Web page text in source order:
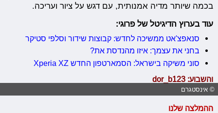
בכמה שיותר מדיה אמנותית, עם דגש על ציור ועריכה.
עוד בערוץ הדיגיטל של פרוגי:
סנאפצ'אט ממשיכה לחדש: קבוצות שידור וסלפי סטיקר
בחני את עצמך: איזו מהנדסת את?
סוני משיקה בישראל: הסמארטפון החדש Xperia XZ
והשבוע:dor_b123
© אינסטגרם
ההמלצה שלנו